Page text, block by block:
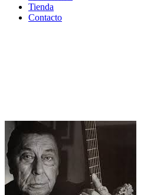
Tienda
Contacto